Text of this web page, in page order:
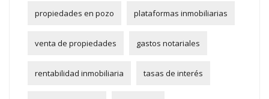
propiedades en pozo plataformas inmobiliarias
venta de propiedades gastos notariales
rentabilidad inmobiliaria tasas de interés